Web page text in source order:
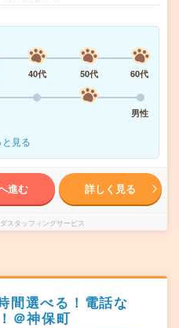
40代 50代
60代
男性
と見る
進む 詳しく見る
スタッフィングサービス
間選べる！電話な
＠神保町